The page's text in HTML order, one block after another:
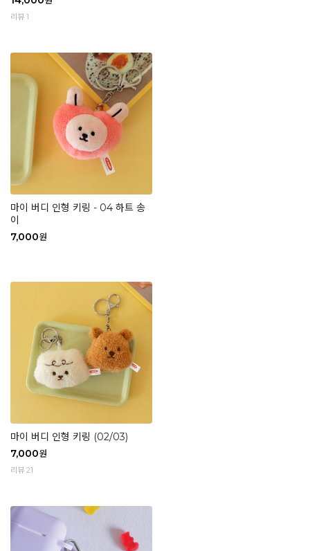
리뷰 1
마이 버디 인형 키링 - 04 하트 송
이
7,000원
마이 버디 인형 키링 (02/03)
7,000원
리뷰 21